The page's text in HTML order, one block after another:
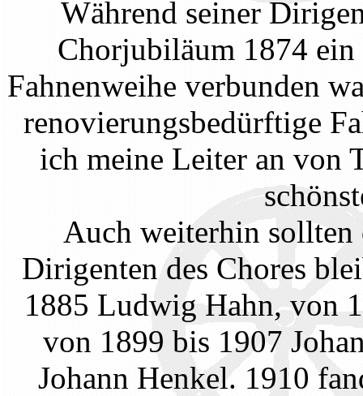
Während seiner
Chorjubiläum 1874 ein
Fahnenweihe verbunden
renovierungsbedürftige
ich meine Leiter an von
Auch weiterhin sollten
Dirigenten des Chores
1885 Ludwig Hahn, von
von 1899 bis 1907
Johann Henkel. 1910